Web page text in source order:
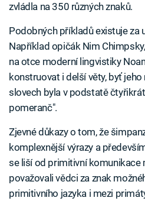
zvládla na 350 různých znaků.
Podobných příkladů existuje za
Například opičák Nim
na otce moderní lingvistiky
konstruovat i delší věty, byť
slovech byla v podstatě
pomeranč".
Zjevné důkazy o tom, že
komplexnější výrazy a
se liší od primitivní komunikace
považovali vědci za znak
primitivního jazyka i mezi